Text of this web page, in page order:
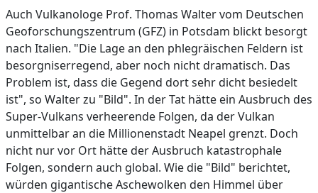
Auch Vulkanologe Prof. Thomas Walter vom Deutschen
Geoforschungszentrum (GFZ) in Potsdam blickt besorgt
nach Italien. "Die Lage an den phlegräischen Feldern ist
besorgniserregend, aber noch nicht dramatisch. Das
Problem ist, dass die Gegend dort sehr dicht besiedelt
ist", so Walter zu "Bild". In der Tat hätte ein Ausbruch des
Super-Vulkans verheerende Folgen, da der Vulkan
unmittelbar an die Millionenstadt Neapel grenzt. Doch
nicht nur vor Ort hätte der Ausbruch katastrophale
Folgen, sondern auch global. Wie die "Bild" berichtet,
würden gigantische Aschewolken den Himmel über